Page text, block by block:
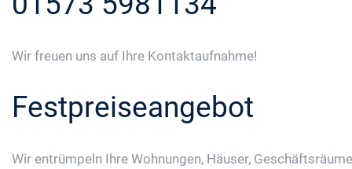
Wir freuen uns auf Ihre Kontaktaufnahme!
Festpreiseangebot
Wir entrümpeln Ihre Wohnungen, Häuser,